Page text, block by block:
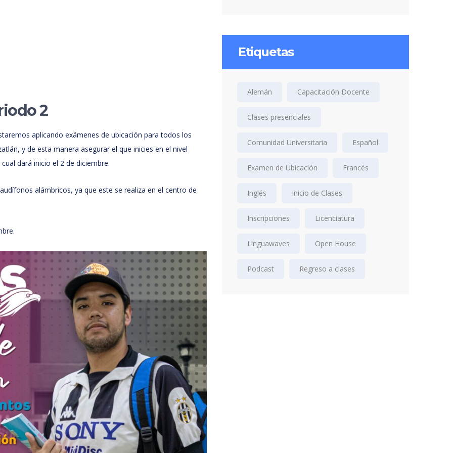
2
aplicando exámenes de ubicación para todos los
y de esta manera asegurar el que inicies en el nivel
dará inicio el 2 de diciembre.
alámbricos, ya que este se realiza en el centro de
Etiquetas
Alemán Capacitación Docente
Clases presenciales
Comunidad Universitaria Español
Examen de Ubicación Francés
Inglés Inicio de Clases
Inscripciones Licenciatura
Linguawaves Open House
Podcast Regreso a clases